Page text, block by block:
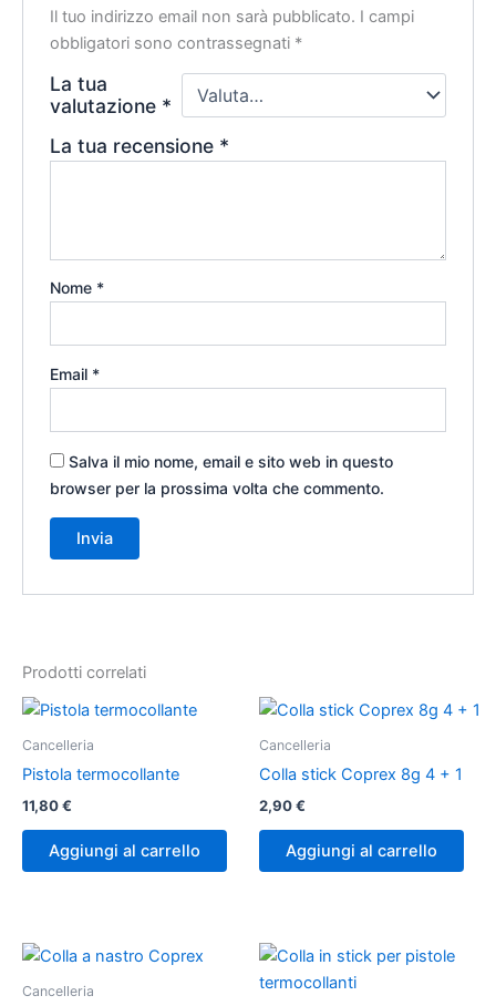
Il tuo indirizzo email non sarà pubblicato. I campi
obbligatori sono contrassegnati *
La tua
valutazione *
La tua recensione *
Nome *
Email *
Salva il mio nome, email e sito web in questo
browser per la prossima volta che commento.
Prodotti correlati
Cancelleria
Pistola termocollante
11,80€
Aggiungi al carrello
Cancelleria
Colla stick Coprex 8g 4 + 1
2,90€
Aggiungi al carrello
Cancelleria